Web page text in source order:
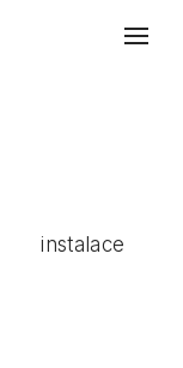
Menu
instalace